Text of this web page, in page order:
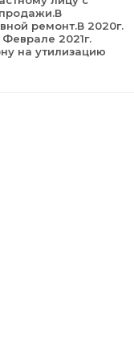
ремонт.В 2020г.
2021г.
на утилизацию